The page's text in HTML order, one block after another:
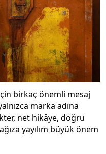
birkaç önemli mesaj
marka adına
net hikâye, doğru
yayılım büyük önem